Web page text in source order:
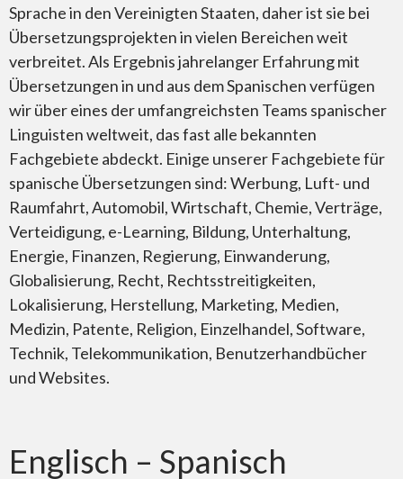
Aus dem Englischen ins Spanische
Spanischübersetzer
Merkmale des Spanischen
Sprache in den Vereinigten Staaten, daher ist sie bei
Übersetzungsprojekten in vielen Bereichen weit
verbreitet. Als Ergebnis jahrelanger Erfahrung mit
Übersetzungen in und aus dem Spanischen verfügen
wir über eines der umfangreichsten Teams spanischer
Linguisten weltweit, das fast alle bekannten
Fachgebiete abdeckt. Einige unserer Fachgebiete für
spanische Übersetzungen sind: Werbung, Luft- und
Raumfahrt, Automobil, Wirtschaft, Chemie, Verträge,
Verteidigung, e-Learning, Bildung, Unterhaltung,
Energie, Finanzen, Regierung, Einwanderung,
Globalisierung, Recht, Rechtsstreitigkeiten,
Lokalisierung, Herstellung, Marketing, Medien,
Medizin, Patente, Religion, Einzelhandel, Software,
Technik, Telekommunikation, Benutzerhandbücher
und Websites.
Englisch – Spanisch